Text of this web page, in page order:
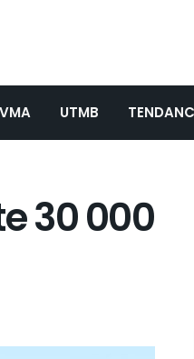
UTMB
30 000